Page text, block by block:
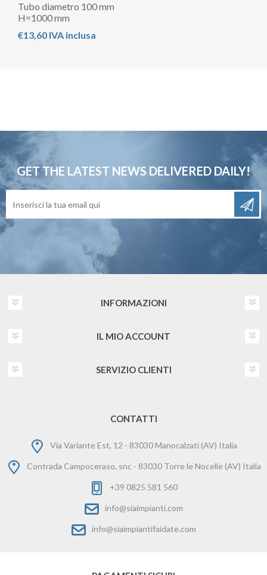
Tubo diametro 100 mm
H=1000 mm
€13,60 IVA inclusa
GET THE LATEST NEWS DELIVERED DAILY!
INFORMAZIONI
IL MIO ACCOUNT
SERVIZIO CLIENTI
CONTATTI
Via Variante Est, 12 - 83030 Manocalzati (AV) Italia
Contrada Campoceraso, snc - 83030 Torre le Nocelle (AV) Italia
+39 0825 581 560
info@siaimpianti.com
info@siaimpiantifaidate.com